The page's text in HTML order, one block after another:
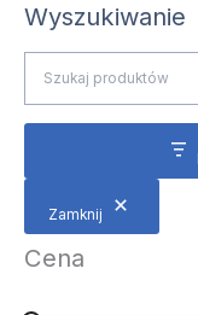
Wyszukiwanie
Zamknij
Cena